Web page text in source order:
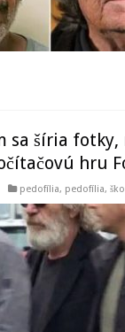
sa šíria fotky,
hru
pedofília, pedofília,